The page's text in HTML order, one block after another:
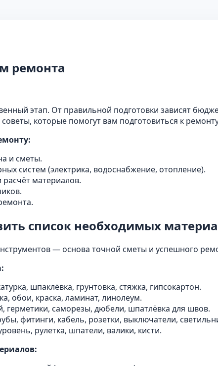
ремонта
этап. От правильной подготовки зависят
которые помогут вам подготовиться к
и сметы.
систем (электрика, водоснабжение, отопление).
материалов.
список необходимых
— основа точной сметы и успешного
шпаклёвка, грунтовка, стяжка, гипсокартон.
обои, краска, ламинат, линолеум.
герметики, саморезы, дюбели, шпатлёвка для швов.
фитинги, кабель, розетки, выключатели,
рулетка, шпатели, валики, кисти.